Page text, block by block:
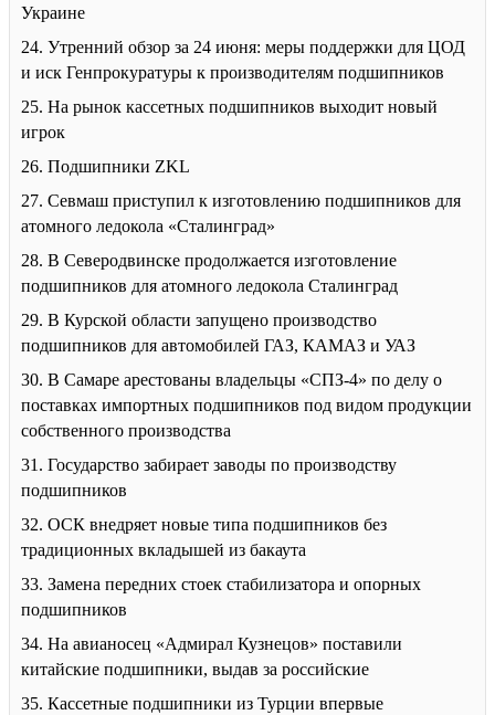
Украине
24. Утренний обзор за 24 июня: меры поддержки для ЦОД
и иск Генпрокуратуры к производителям подшипников
25. На рынок кассетных подшипников выходит новый
игрок
26. Подшипники ZKL
27. Севмаш приступил к изготовлению подшипников для
атомного ледокола «Сталинград»
28. В Северодвинске продолжается изготовление
подшипников для атомного ледокола Сталинград
29. В Курской области запущено производство
подшипников для автомобилей ГАЗ, КАМАЗ и УАЗ
30. В Самаре арестованы владельцы «СПЗ-4» по делу о
поставках импортных подшипников под видом продукции
собственного производства
31. Государство забирает заводы по производству
подшипников
32. ОСК внедряет новые типа подшипников без
традиционных вкладышей из бакаута
33. Замена передних стоек стабилизатора и опорных
подшипников
34. На авианосец «Адмирал Кузнецов» поставили
китайские подшипники, выдав за российские
35. Кассетные подшипники из Турции впервые